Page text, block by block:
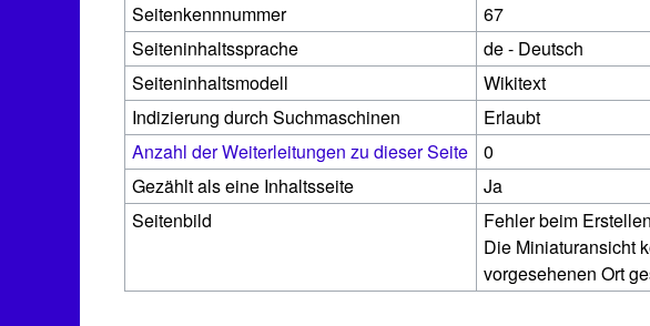
Seitenkennnummer
67
Seiteninhaltssprache
de - Deutsch
Seiteninhaltsmodell
Wikitext
Indizierung durch Suchmaschinen
Erlaubt
Anzahl der Weiterleitungen zu dieser Seite
0
Gezählt als eine Inhaltsseite
Ja
Seitenbild
Fehler beim
Die Miniaturansicht
vorgesehenen Ort